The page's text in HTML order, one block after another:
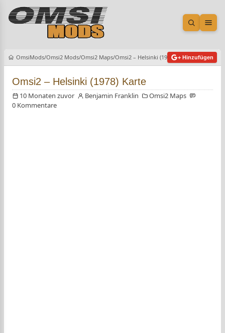
Suche
OmsiMods Omsi2 Mods Omsi2 Maps Omsi2 – Helsinki (1978) Karte+ Hinzufügen
Omsi2 – Helsinki (1978) Karte
10 Monaten zuvor Benjamin Franklin
Omsi2 Maps
0 Kommentare